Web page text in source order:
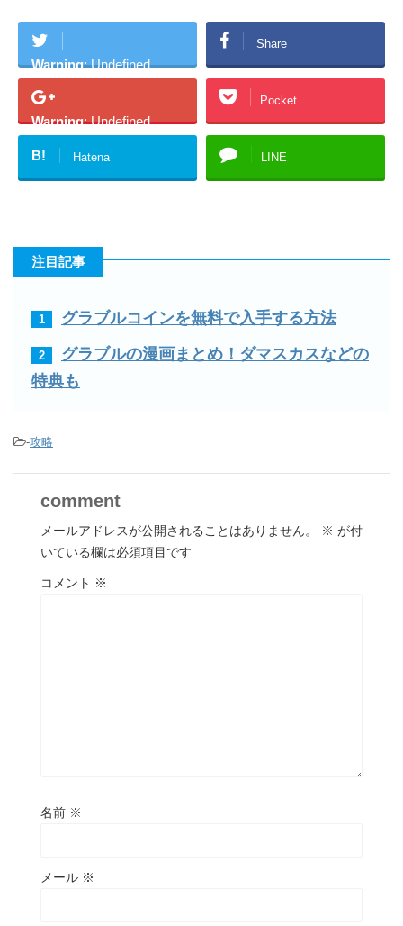
Warning: Undefined
array key "Twitter" in
/home/academyg/gurab
uru-
kouryaku.net/public_ht
ml/wp-
cache.phpon line
Twitter
Share
Warning: Undefined
/home/academyg/gurab
content/plugins/sns-
count-cache/sns-count-
Google+
Pocket
B! Hatena LINE
注目記事
1 グラブルコインを無料で入手する方法
2
グラブルの漫画まとめ！ダマスカスなどの
特典も
-攻略
comment
メールアドレスが公開されることはありません。 ※ が付
いている欄は必須項目です
コメント ※
名前 ※
メール ※